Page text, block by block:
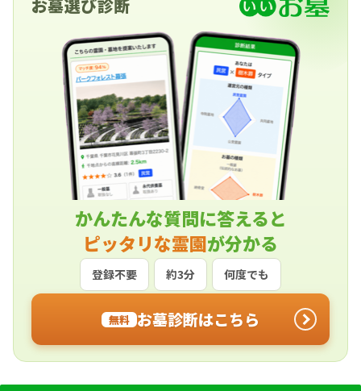
お墓選び診断
かんたんな質問に答えると
ピッタリな霊園が分かる
登録不要 約3分 何度でも
無料 お墓診断はこちら